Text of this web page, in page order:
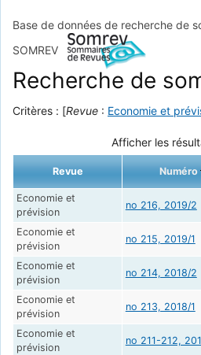
Base de données de recherche de
SOMREV
Recherche de
Critères : [Revue : Economie et
Afficher les
Revue Numéro
Economie et
prévision
no 216, 2019/2
Economie et
prévision
no 215, 2019/1
Economie et
prévision
no 214, 2018/2
Economie et
prévision
no 213, 2018/1
Economie et
prévision
no 211-212,